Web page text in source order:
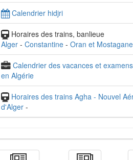
Calendrier hidjri
Horaires des trains, banlieue
Alger - Constantine - Oran et
Calendrier des vacances et
en Algérie
Horaires des trains Agha - Nouvel
d'Alger -